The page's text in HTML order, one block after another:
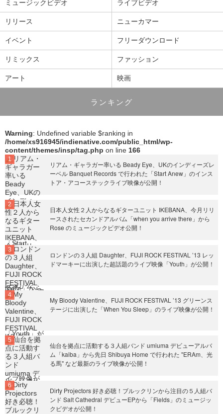
ミュージックビデオ ライブビデオ
リリース ニューカマー
イベント フリーダウンロード
リミックス ファッション
アート 映画
ランキング
Warning: Undefined variable $ranking in
/home/xs916945/indienative.com/public_html/wp-
content/themes/insp/tag.php on line 166
リアム・ギャラガー率いる Beady Eye、UKのインディーズレ
ーベル Banquet Records で行われた「Start Anew」のインス
トア・アコーステックライブ映像が公開！
日本人女性２人からなるギターユニット IKEBANA、今月リリ
ースされたセカンドアルバム「when you arrive there」から
Rose のミュージックビデオ公開！
ロンドンの３人組 Daughter、FUJI ROCK FESTIVAL ’13 レッ
ドマーキーに出演した超話題のライブ映像「Youth」が公開！
My Bloody Valentine、FUJI ROCK FESTIVAL ’13 グリーンス
テージに出演した「When You Sleep」のライブ映像が公開！
仙台を拠点に活動する３人組バンド umiuma デビューアルバ
ム「kaiba」から先日 Shibuya Home で行われた "ERAm、光
る馬" など最新のライブ映像が公開！
Dirty Projectors 好き必聴！ブルックリンから注目の５人組バ
ンド Salt Cathedral デビューEPから「Fields」のミュージッ
クビデオが公開！